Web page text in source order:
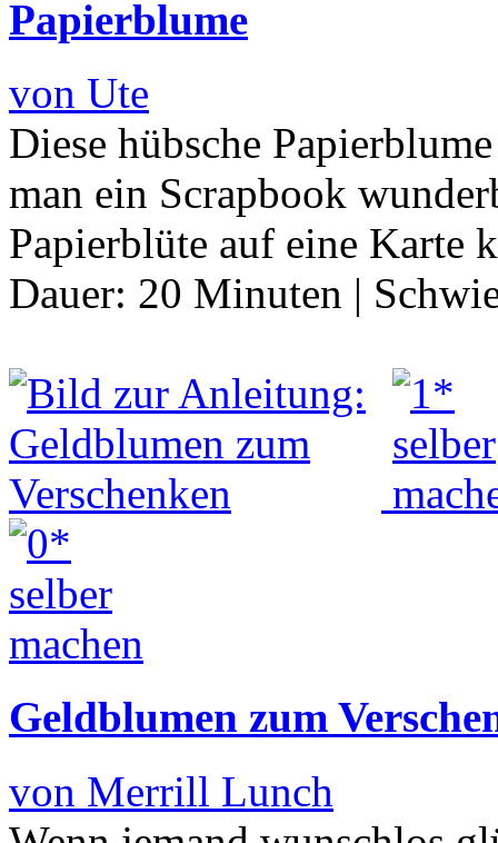
Papierblume
von Ute
Diese hübsche
man ein Scrapbook
Papierblüte auf eine Karte
Dauer: 20 Minuten |
Geldblumen zum
von Merrill Lunch